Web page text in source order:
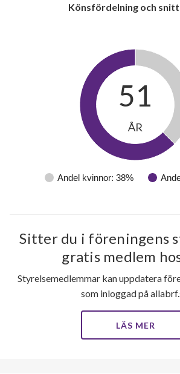
39
lägenheter
Könsfördelning och
Andel kvinnor: 38%
51
ÅR
Sitter du i föreningens
gratis medlem
Styrelsemedlemmar kan uppdatera
som inloggad på
LÄS MER